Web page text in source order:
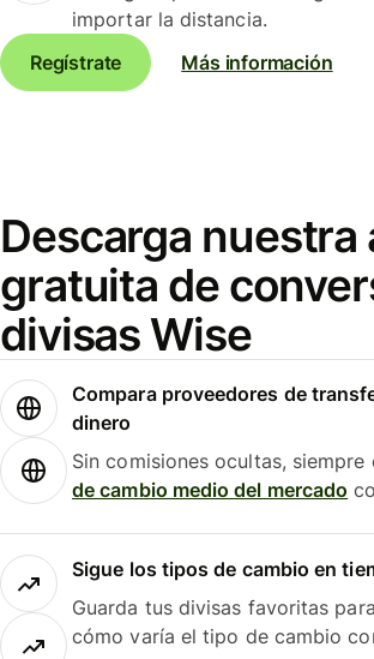
importar la distancia.
Regístrate
Más información
Descarga nuestra
gratuita de
divisas Wise
Compara proveedores de
dinero
Sin comisiones ocultas, siempre
de cambio medio del mercado
Sigue los tipos de cambio en
Guarda tus divisas favoritas
cómo varía el tipo de cambio